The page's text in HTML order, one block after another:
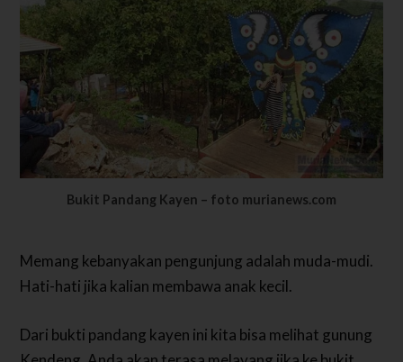
Bukit Pandang Kayen – foto murianews.com
Memang kebanyakan pengunjung adalah muda-mudi.
Hati-hati jika kalian membawa anak kecil.
Dari bukti pandang kayen ini kita bisa melihat gunung